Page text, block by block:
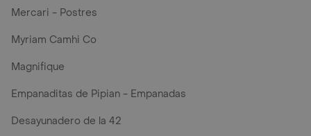
Mercari - Postres
Myriam Camhi Co
Magnifique
Empanaditas de Pipian - Empanadas
Desayunadero de la 42